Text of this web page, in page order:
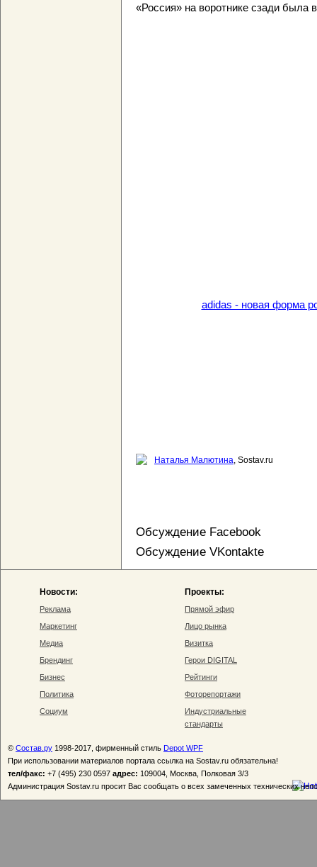
«Россия» на воротнике сзади
adidas - новая форма
Наталья Малютина, Sostav.ru
Обсуждение Facebook
Обсуждение VKontakte
Новости:
Реклама
Маркетинг
Медиа
Брендинг
Бизнес
Политика
Социум
Проекты:
Прямой эфир
Лицо рынка
Визитка
Герои DIGITAL
Рейтинги
Фоторепортажи
Индустриальные
стандарты
© Состав.ру 1998-2017, фирменный стиль Depot WPF
При использовании материалов портала ссылка на Sostav.ru обязательна!
тел/факс: +7 (495) 230 0597 адрес: 109004, Москва, Полковая 3/3
Администрация Sostav.ru просит Вас сообщать о всех замеченных технических